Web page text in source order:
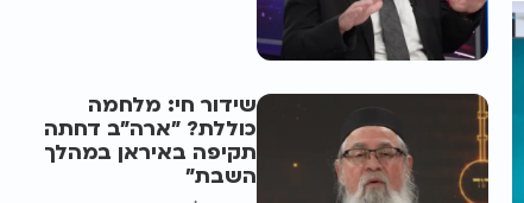
שידור חי: מלחמה
כוללת? ״ארה"ב דחתה
תקיפה באיראן במהלך
השבת״